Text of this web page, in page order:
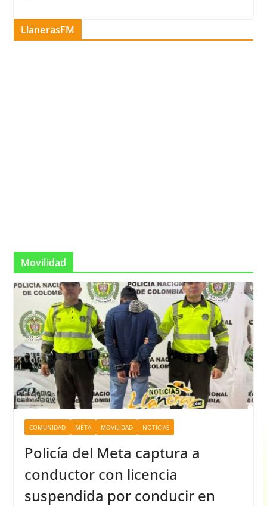
LlanerasFM
Movilidad
COMUNIDAD META MOVILIDAD NOTICIAS
Policía del Meta captura a
conductor con licencia
suspendida por conducir en